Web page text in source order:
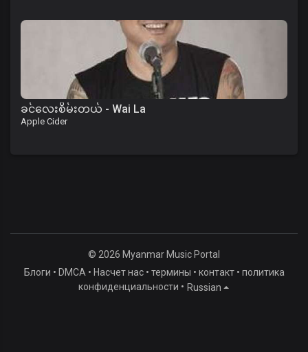
ခင်လေးစိမ်းတယ် - Wai La
Apple Cider
© 2026 Myanmar Music Portal
Блоги • DMCA• Насчет нас• термины • контакт• политика
конфиденциальности • Russian